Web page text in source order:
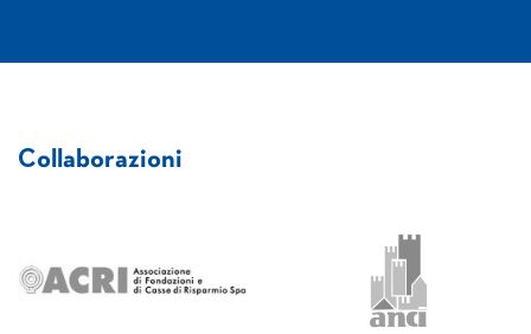
Collaborazioni